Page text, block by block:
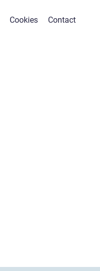
Cookies Contact